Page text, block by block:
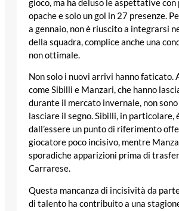
gioco, ma ha deluso le aspettative
opache e solo un gol in 27 presenze.
a gennaio, non è riuscito a integrarsi
della squadra, complice anche una
non ottimale.
Non solo i nuovi arrivi hanno faticato.
come Sibilli e Manzari, che hanno
durante il mercato invernale, non
lasciare il segno. Sibilli, in particolare,
dall’essere un punto di riferimento
giocatore poco incisivo, mentre
sporadiche apparizioni prima di
Carrarese.
Questa mancanza di incisività da
di talento ha contribuito a una